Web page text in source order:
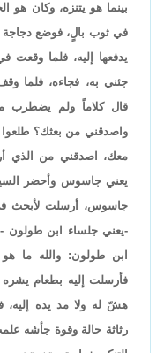
بينما هو يتنزه، وكان هو
في ثوب بالٍ، فوضع دجاجة
يدفعها إليه، فلما وقعت
جئني به، فجاءه، فلما
قال كلاماً ولم يضطرب
واصدقني من بعثك؟
معك، اصدقني من الذي
يعني جاسوس وأحضر
جاسوس، أرسلت لأبحث
-يعني جلساء ابن طولون
ابن طولون: والله ما
فأرسلت إليه بطعام
هشّ له ولا مد يده إليه،
رثاثة حالة وقوة جأشه